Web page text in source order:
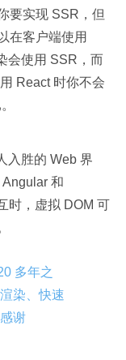
要实现 SSR，但
在客户端使用
会使用 SSR，而
React 时你不会
入胜的 Web 界
和
时，虚拟 DOM 可
多年之
染、快速
谢